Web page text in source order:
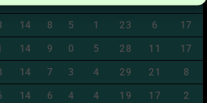
14 8 5 1 23 6 17
14 9 0 5 28 11 17
14 7 3 4 29 21 8
14 6 4 4 19 17 2